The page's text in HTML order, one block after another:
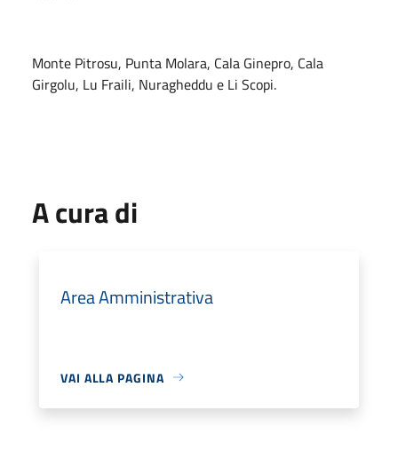
Monte Pitrosu, Punta Molara, Cala Ginepro, Cala
Girgolu, Lu Fraili, Nuragheddu e Li Scopi.
A cura di
Area Amministrativa
VAI ALLA PAGINA